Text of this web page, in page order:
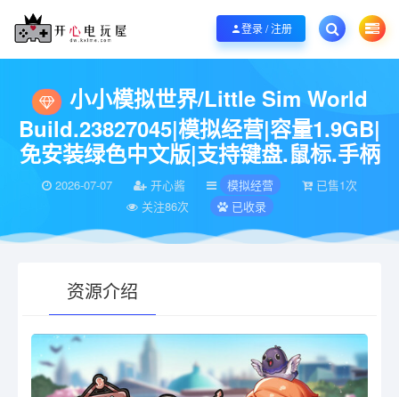
欢迎您光临开心电玩屋，本站专注分享精品整合游戏！销售只是起点！服务永无
登录 / 注册
当前位置： 开心电玩屋 模拟经营 >小小模拟世界/Little Sim
小小模拟世界/Little Sim World
Build.23827045|模拟经营|容量1.9GB|
免安装绿色中文版|支持键盘.鼠标.手柄
2026-07-07 开心酱 模拟经营
已售1次
关注86次
已收录
资源介绍
有疑问？请点击复制链接咨询！